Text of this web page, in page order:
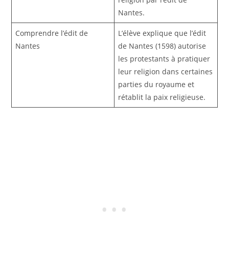
Nantes.
Comprendre l’édit de
Nantes
L’élève explique que l’édit
de Nantes (1598) autorise
les protestants à pratiquer
leur religion dans certaines
parties du royaume et
rétablit la paix religieuse.